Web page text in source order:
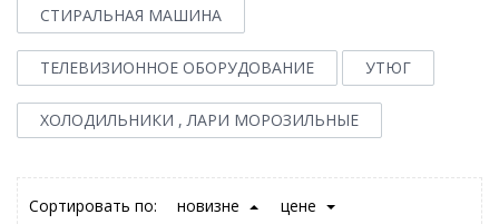
СТИРАЛЬНАЯ МАШИНА
ТЕЛЕВИЗИОННОЕ ОБОРУДОВАНИЕ УТЮГ
ХОЛОДИЛЬНИКИ , ЛАРИ МОРОЗИЛЬНЫЕ
Сортировать по: новизне цене